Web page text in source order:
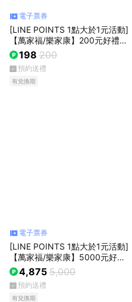
電子票券
[LINE POINTS 1點大於1元活動]
【萬家福/樂家康】200元好禮即
享券(本券無法存入錢包中使用)
198 200
預約送禮
有兌換期
電子票券
[LINE POINTS 1點大於1元活動]
【萬家福/樂家康】5000元好禮
即享券(本券無法存入錢包中使
用)
4,875 5,000
預約送禮
有兌換期